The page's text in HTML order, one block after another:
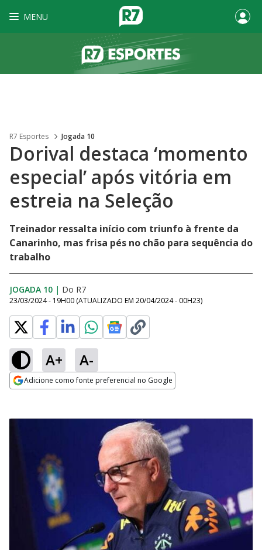
MENU
R7 Esportes Jogada 10
Dorival destaca ‘momento
especial’ após vitória em
estreia na Seleção
Treinador ressalta início com triunfo à frente da
Canarinho, mas frisa pés no chão para sequência do
trabalho
JOGADA 10 | Do R7
23/03/2024 - 19H00 (ATUALIZADO EM 20/04/2024 - 00H23)
A+ A-
Adicione como fonte preferencial no Google